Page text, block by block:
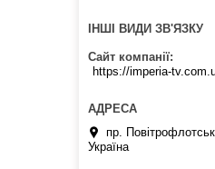
ІНШІ ВИДИ ЗВ'ЯЗКУ
Сайт компанії
https://imperia-
пр.
Україна